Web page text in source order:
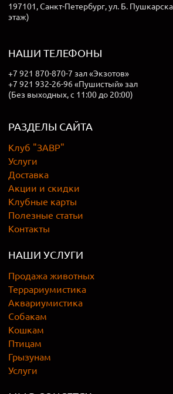
197101, Санкт-Петербург, ул. Б.
этаж)
НАШИ ТЕЛЕФОНЫ
+7 921 870-870-7 зал «Экзотов»
+7 921 932-26-96 «Пушистый» зал
(Без выходных, с 11:00 до 20:00)
РАЗДЕЛЫ САЙТА
Клуб "ЗАВР"
Услуги
Доставка
Акции и скидки
Клубные карты
Полезные статьи
Контакты
НАШИ УСЛУГИ
Продажа животных
Террариумистика
Аквариумистика
Собакам
Кошкам
Птицам
Грызунам
Услуги